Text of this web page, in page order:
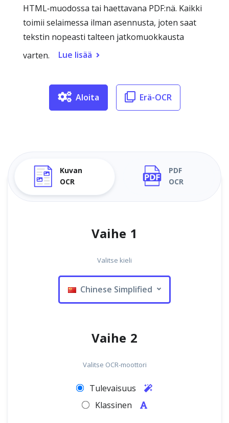
HTML‑muodossa tai haettavana PDF:nä. Kaikki
toimii selaimessa ilman asennusta, joten saat
tekstin nopeasti talteen jatkomuokkausta
varten.
Lue lisää
Aloita Erä-OCR
Kuvan
OCR
PDF
OCR
Vaihe 1
Valitse kieli
Chinese Simplified
Vaihe 2
Valitse OCR-moottori
Tulevaisuus
Klassinen